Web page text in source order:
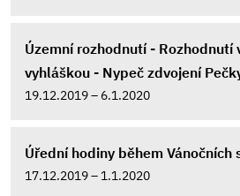
Územní rozhodnutí - Rozhodnutí
vyhláškou - Nypeč zdvojení
19.12.2019 – 6.1.2020
Úřední hodiny během Vánočních
17.12.2019 – 1.1.2020